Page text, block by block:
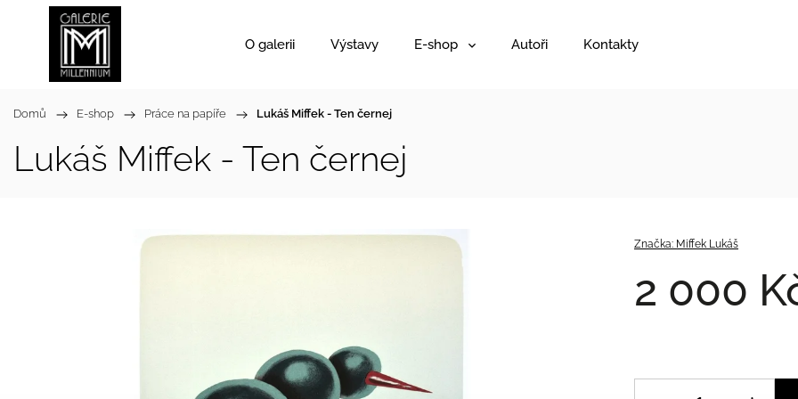
O galerii Výstavy E-shop Autoři Kontakty
Domů / E-shop / Práce na papíře / Lukáš Miffek - Ten černej
Lukáš Miffek - Ten černej
Značka: Miffek Lukáš
2 000